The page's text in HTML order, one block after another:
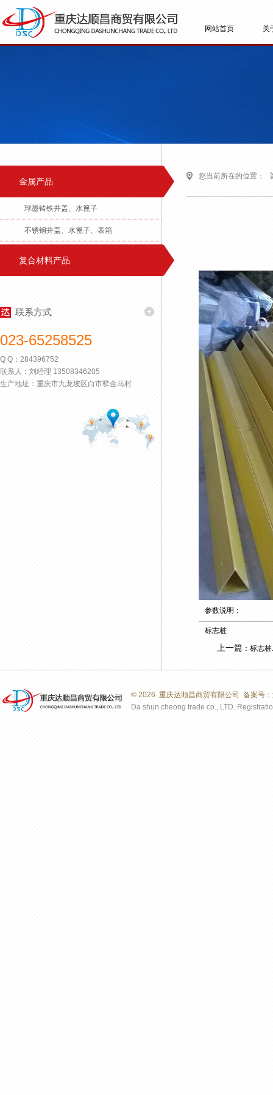
网站首页 关
金属产品
球墨铸铁井盖、水篦子
不锈钢井盖、水篦子、表箱
复合材料产品
联系方式
023-65258525
Q Q：284396752
联系人：刘经理 13508346205
生产地址：重庆市九龙坡区白市驿金马村
您当前所在的位置：
参数说明：
标志桩
上一篇 ：标志
© 2026 重庆达顺昌商贸有限公司 备案号：
Da shun cheong trade co., LTD.